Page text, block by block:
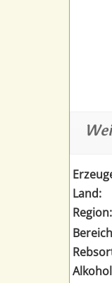
Land:
Region: